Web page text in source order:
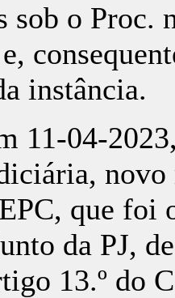
sob o Proc.
instância.
2023,
que foi
da PJ,
13.º do